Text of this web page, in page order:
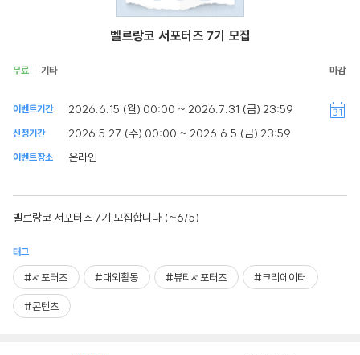
벨르랑코 서포터즈 7기 모집
무료 기타
이벤트기간 2026.6.15 (월) 00:00 ~ 2026.7.31 (금) 23:59
신청기간 2026.5.27 (수) 00:00 ~ 2026.6.5 (금) 23:59
이벤트장소 온라인
벨르랑코 서포터즈 7기 모집합니다 (~6/5)
태그
#서포터즈 #대외활동 #뷰티서포터즈 #크리에이터
#콘텐츠